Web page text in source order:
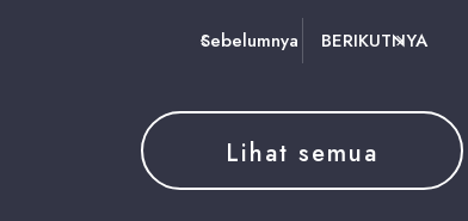
Sebelumnya BERIKUTNYA
Lihat semua